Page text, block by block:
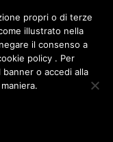
propri o di terze
illustrato nella
il consenso a
policy . Per
o accedi alla